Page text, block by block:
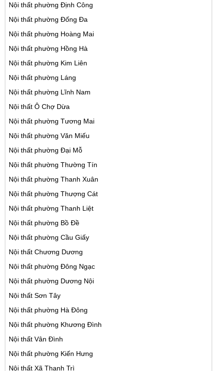
Nội thất phường Định Công
Nội thất phường Đống Đa
Nội thất phường Hoàng Mai
Nội thất phường Hồng Hà
Nội thất phường Kim Liên
Nội thất phường Láng
Nội thất phường Lĩnh Nam
Nội thất Ô Chợ Dừa
Nội thất phường Tương Mai
Nội thất phường Văn Miếu
Nội thất phường Đại Mỗ
Nội thất phường Thường Tín
Nội thất phường Thanh Xuân
Nội thất phường Thượng Cát
Nội thất phường Thanh Liệt
Nội thất phường Bồ Đề
Nội thất phường Cầu Giấy
Nội thất Chương Dương
Nội thất phường Đông Ngạc
Nội thất phường Dương Nội
Nội thất Sơn Tây
Nội thất phường Hà Đông
Nội thất phường Khương Đình
Nội thất Vân Đình
Nội thất phường Kiến Hưng
Nội thất Xã Thanh Trì